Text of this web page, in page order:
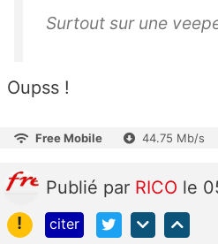
Surtout sur une
Oupss !
Free Mobile 44.75 Mb/s
Publié par RICO le
!
citer